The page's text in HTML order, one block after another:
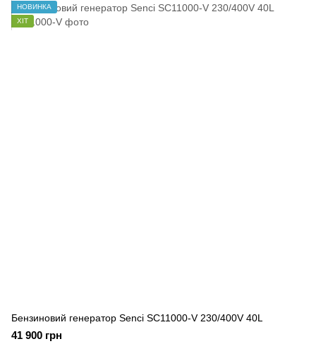
НОВИНКА
ХІТ
Бензиновий генератор Senci SC11000-V 230/400V 40L
41 900 грн